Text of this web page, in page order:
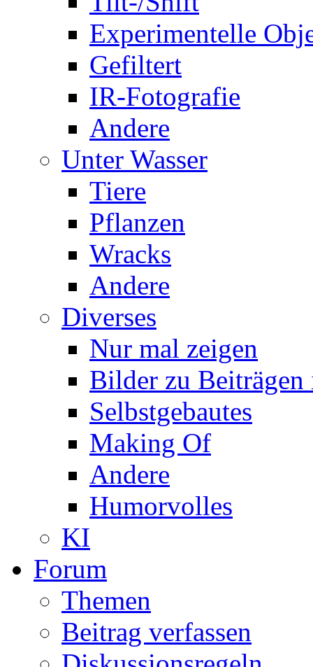
Experimentelle
Gefiltert
IR-Fotografie
Andere
Unter Wasser
Tiere
Pflanzen
Wracks
Andere
Diverses
Nur mal zeigen
Bilder zu
Selbstgebautes
Making Of
Andere
Humorvolles
KI
Forum
Themen
Beitrag verfassen